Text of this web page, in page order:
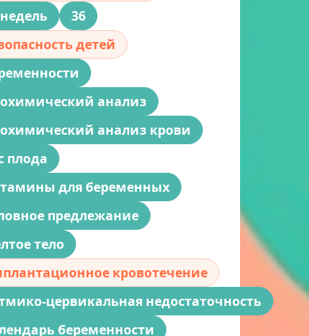
36
детей
анализ
анализ крови
плода
для беременных
предлежание
тело
кровотечение
цервикальная недостаточность
беременности